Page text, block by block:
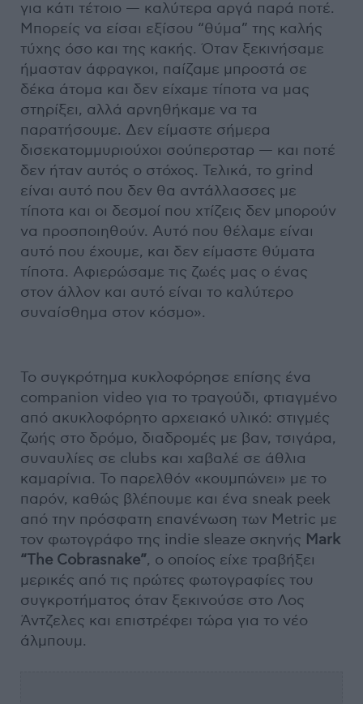
για κάτι τέτοιο — καλύτερα αργά παρά ποτέ.
Μπορείς να είσαι εξίσου “θύμα” της καλής
τύχης όσο και της κακής. Όταν ξεκινήσαμε
ήμασταν άφραγκοι, παίζαμε μπροστά σε
δέκα άτομα και δεν είχαμε τίποτα να μας
στηρίξει, αλλά αρνηθήκαμε να τα
παρατήσουμε. Δεν είμαστε σήμερα
δισεκατομμυριούχοι σούπερσταρ — και ποτέ
δεν ήταν αυτός ο στόχος. Τελικά, το grind
είναι αυτό που δεν θα αντάλλασσες με
τίποτα και οι δεσμοί που χτίζεις δεν μπορούν
να προσποιηθούν. Αυτό που θέλαμε είναι
αυτό που έχουμε, και δεν είμαστε θύματα
τίποτα. Αφιερώσαμε τις ζωές μας ο ένας
στον άλλον και αυτό είναι το καλύτερο
συναίσθημα στον κόσμο».
Το συγκρότημα κυκλοφόρησε επίσης ένα
companion video για το τραγούδι, φτιαγμένο
από ακυκλοφόρητο αρχειακό υλικό: στιγμές
ζωής στο δρόμο, διαδρομές με βαν, τσιγάρα,
συναυλίες σε clubs και χαβαλέ σε άθλια
καμαρίνια. Το παρελθόν «κουμπώνει» με το
παρόν, καθώς βλέπουμε και ένα sneak peek
από την πρόσφατη επανένωση των Metric με
τον φωτογράφο της indie sleaze σκηνής Mark
“The Cobrasnake”, ο οποίος είχε τραβήξει
μερικές από τις πρώτες φωτογραφίες του
συγκροτήματος όταν ξεκινούσε στο Λος
Άντζελες και επιστρέφει τώρα για το νέο
άλμπουμ.